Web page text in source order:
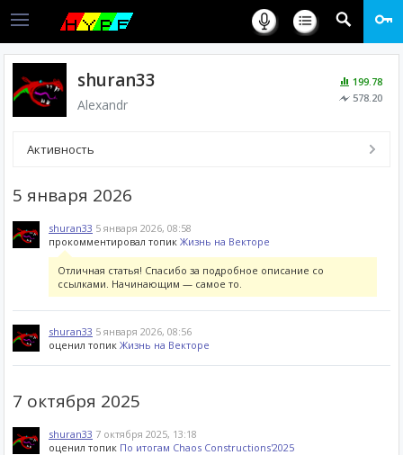
199.78
578.20
shuran33
Alexandr
Активность
5 января 2026
shuran33 5 января 2026, 08:58
прокомментировал топик Жизнь на Векторе
Отличная статья! Спасибо за подробное описание со
ссылками. Начинающим — самое то.
shuran33 5 января 2026, 08:56
оценил топик Жизнь на Векторе
7 октября 2025
shuran33 7 октября 2025, 13:18
оценил топик По итогам Chaos Constructions'2025